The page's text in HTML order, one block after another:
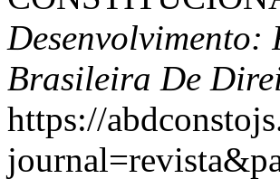
Desenvolvimento:
Brasileira De
https://